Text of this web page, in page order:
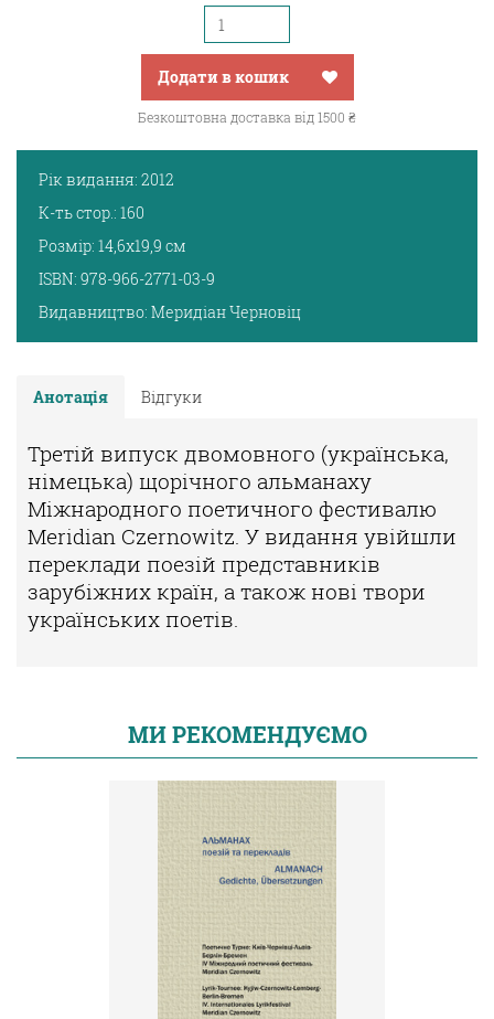
Додати в кошик
Безкоштовна доставка від 1500 ₴
Рік видання: 2012
К-ть стор.: 160
Розмір: 14,6х19,9 см
ISBN: 978-966-2771-03-9
Видавництво: Меридіан Черновіц
Анотація Відгуки
Третій випуск двомовного (українська,
німецька) щорічного альманаху
Міжнародного поетичного фестивалю
Meridian Czernowitz. У видання увійшли
переклади поезій представників
зарубіжних країн, а також нові твори
українських поетів.
МИ РЕКОМЕНДУЄМО